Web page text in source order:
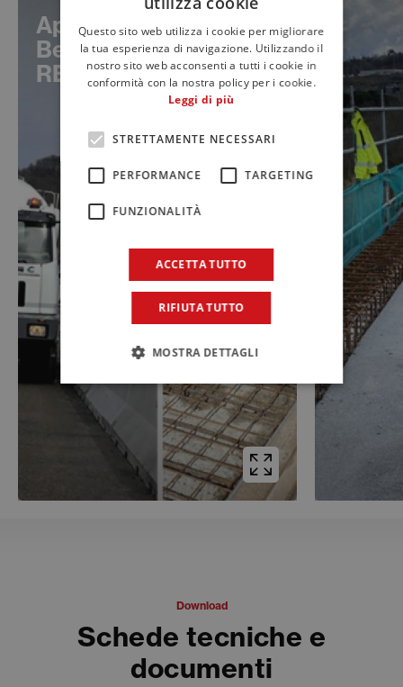
Applicazione di
BetonFIP LEGANTE
REINFORCED
Download
Schede tecniche e
documenti
ENGLISH
FRENCH
Questo sito web utilizza i cookie per migliorare
la tua esperienza di navigazione. Utilizzando il
nostro sito web acconsenti a tutti i cookie in
conformità con la nostra policy per i cookie.
Leggi di più
STRETTAMENTE NECESSARI
PERFORMANCE TARGETING
FUNZIONALITÀ
ACCETTA TUTTO
RIFIUTA TUTTO
MOSTRA DETTAGLI